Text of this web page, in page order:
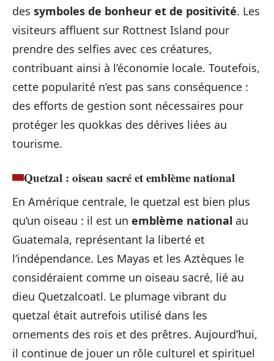
des symboles de bonheur et de positivité. Les
visiteurs affluent sur Rottnest Island pour
prendre des selfies avec ces créatures,
contribuant ainsi à l’économie locale. Toutefois,
cette popularité n’est pas sans conséquence :
des efforts de gestion sont nécessaires pour
protéger les quokkas des dérives liées au
tourisme.
Quetzal : oiseau sacré et emblème national
En Amérique centrale, le quetzal est bien plus
qu’un oiseau : il est un emblème national au
Guatemala, représentant la liberté et
l’indépendance. Les Mayas et les Aztèques le
considéraient comme un oiseau sacré, lié au
dieu Quetzalcoatl. Le plumage vibrant du
quetzal était autrefois utilisé dans les
ornements des rois et des prêtres. Aujourd’hui,
il continue de jouer un rôle culturel et spirituel